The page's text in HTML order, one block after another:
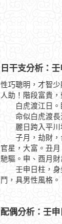
日干支分析：
性巧聰明，才智
人助！階段富貴
白虎渡江日。臨
命似白虎渡長
麗日跨入平川
子月，劫財，合
官星，大富。丑
馳驅。申、酉月
壬申日柱，身坐
鬥，具男性風格。
配偶分析：壬